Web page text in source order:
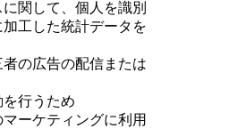
関して、個人を識別
工した統計データを
の広告の配信または
行うため
ーケティングに利用